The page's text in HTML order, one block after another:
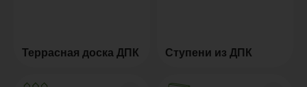
Террасная доска ДПК Ступени из ДПК